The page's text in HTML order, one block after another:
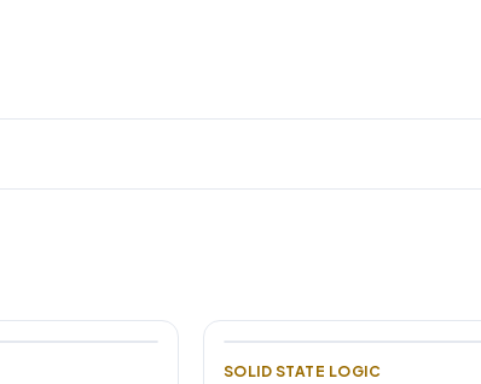
SOLID STATE LOGIC